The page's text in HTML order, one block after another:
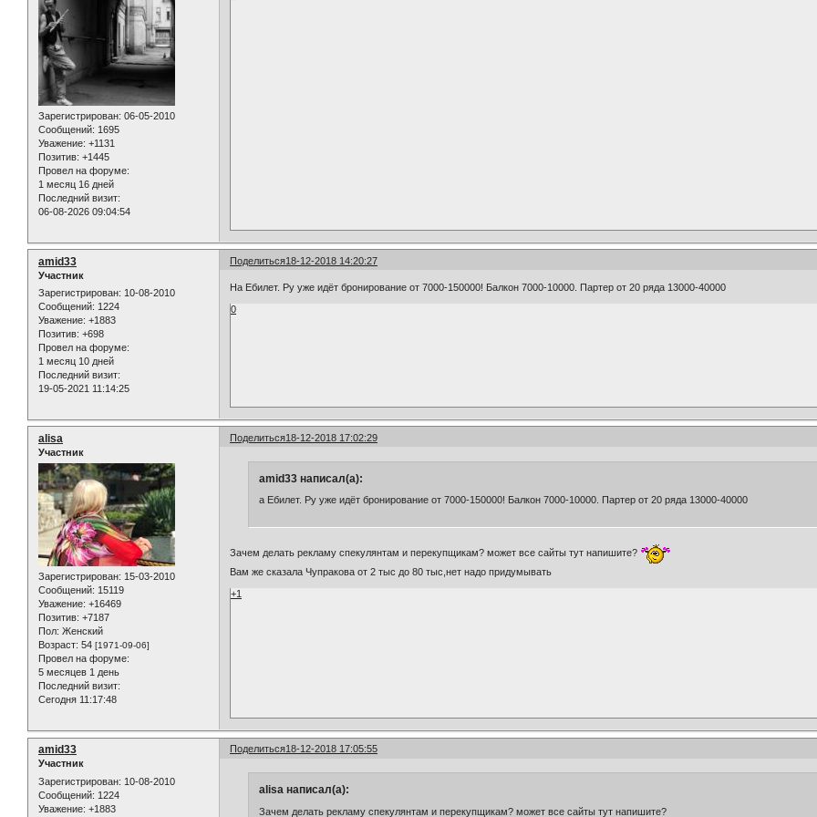
Зарегистрирован: 06-05-2010
Сообщений: 1695
Уважение: +1131
Позитив: +1445
Провел на форуме:
1 месяц 16 дней
Последний визит:
06-08-2026 09:04:54
Поделиться18-12-2018 14:20:27
amid33
Участник
Зарегистрирован: 10-08-2010
Сообщений: 1224
Уважение: +1883
Позитив: +698
Провел на форуме:
1 месяц 10 дней
Последний визит:
19-05-2021 11:14:25
На Eбилет. Ру уже идёт бронирование от 7000-150000! Балкон 7000-10000. Партер от 20 ряда 13000-40000
0
Поделиться18-12-2018 17:02:29
alisa
Участник
Зарегистрирован: 15-03-2010
Сообщений: 15119
Уважение: +16469
Позитив: +7187
Пол: Женский
Возраст: 54 [1971-09-06]
Провел на форуме:
5 месяцев 1 день
Последний визит:
Сегодня 11:17:48
amid33 написал(а):
а Eбилет. Ру уже идёт бронирование от 7000-150000! Балкон 7000-10000. Партер от 20 ряда 13000-40000
Зачем делать рекламу спекулянтам и перекупщикам? может все сайты тут напишите?
Вам же сказала Чупракова от 2 тыс до 80 тыс,нет надо придумывать
+1
Поделиться18-12-2018 17:05:55
amid33
Участник
Зарегистрирован: 10-08-2010
Сообщений: 1224
Уважение: +1883
alisa написал(а):
Зачем делать рекламу спекулянтам и перекупщикам? может все сайты тут напишите?